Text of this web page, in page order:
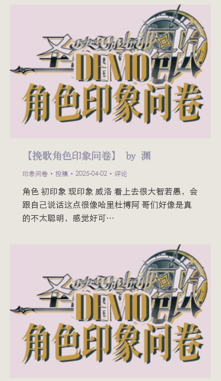
【挽歌角色印象问卷】 by 渊
印象问卷 投稿 2025-04-02 评论
角色 初印象 现印象 威洛 看上去很大智若愚，会
跟自己说话这点很像哈里杜博阿 哥们好像是真
的不太聪明，感觉好可…